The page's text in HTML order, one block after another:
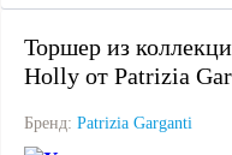
Торшер из
Holly от Patrizia
Бренд: Patrizia Garganti